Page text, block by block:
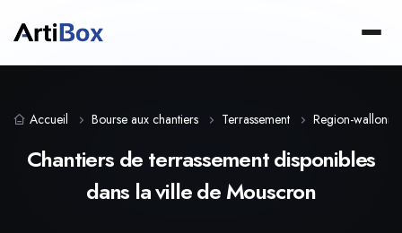
Accueil Bourse aux chantiers Terrassement Region-wallonne
Chantiers de terrassement disponibles
dans la ville de Mouscron